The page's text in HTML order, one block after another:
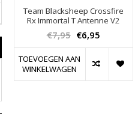
Team Blacksheep Crossfire
Rx Immortal T Antenne V2
€7,95 €6,95
TOEVOEGEN AAN
WINKELWAGEN